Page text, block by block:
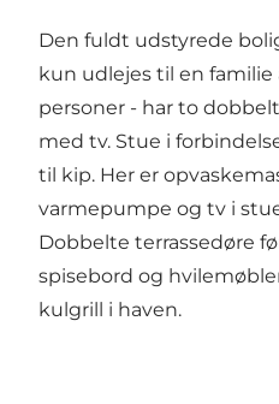
Den fuldt udstyrede
kun udlejes til en familie
personer - har to
med tv. Stue i
til kip. Her er
varmepumpe og tv i
Dobbelte terrassedøre
spisebord og
kulgrill i haven.